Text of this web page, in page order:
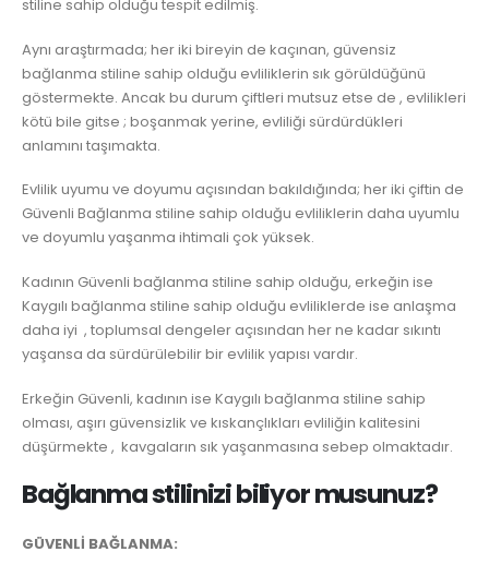
stiline sahip olduğu tespit edilmiş.
Aynı araştırmada; her iki bireyin de kaçınan, güvensiz
bağlanma stiline sahip olduğu evliliklerin sık görüldüğünü
göstermekte. Ancak bu durum çiftleri mutsuz etse de , evlilikleri
kötü bile gitse ; boşanmak yerine, evliliği sürdürdükleri
anlamını taşımakta.
Evlilik uyumu ve doyumu açısından bakıldığında; her iki çiftin de
Güvenli Bağlanma stiline sahip olduğu evliliklerin daha uyumlu
ve doyumlu yaşanma ihtimali çok yüksek.
Kadının Güvenli bağlanma stiline sahip olduğu, erkeğin ise
Kaygılı bağlanma stiline sahip olduğu evliliklerde ise anlaşma
daha iyi , toplumsal dengeler açısından her ne kadar sıkıntı
yaşansa da sürdürülebilir bir evlilik yapısı vardır.
Erkeğin Güvenli, kadının ise Kaygılı bağlanma stiline sahip
olması, aşırı güvensizlik ve kıskançlıkları evliliğin kalitesini
düşürmekte , kavgaların sık yaşanmasına sebep olmaktadır.
Bağlanma stilinizi biliyor musunuz?
GÜVENLİ BAĞLANMA: